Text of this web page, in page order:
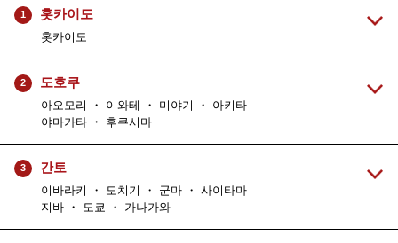
1 홋카이도
홋카이도
2 도호쿠
아오모리 ・ 이와테 ・ 미야기 ・ 아키타
야마가타 ・ 후쿠시마
3 간토
이바라키 ・ 도치기 ・ 군마 ・ 사이타마
지바 ・ 도쿄 ・ 가나가와